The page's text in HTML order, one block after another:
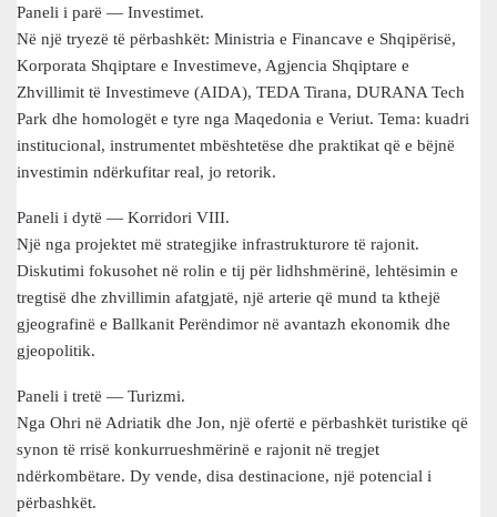
Paneli i parë — Investimet.
Në një tryezë të përbashkët: Ministria e Financave e Shqipërisë,
Korporata Shqiptare e Investimeve, Agjencia Shqiptare e
Zhvillimit të Investimeve (AIDA), TEDA Tirana, DURANA Tech
Park dhe homologët e tyre nga Maqedonia e Veriut. Tema: kuadri
institucional, instrumentet mbështetëse dhe praktikat që e bëjnë
investimin ndërkufitar real, jo retorik.
Paneli i dytë — Korridori VIII.
Një nga projektet më strategjike infrastrukturore të rajonit.
Diskutimi fokusohet në rolin e tij për lidhshmërinë, lehtësimin e
tregtisë dhe zhvillimin afatgjatë, një arterie që mund ta kthejë
gjeografinë e Ballkanit Perëndimor në avantazh ekonomik dhe
gjeopolitik.
Paneli i tretë — Turizmi.
Nga Ohri në Adriatik dhe Jon, një ofertë e përbashkët turistike që
synon të rrisë konkurrueshmërinë e rajonit në tregjet
ndërkombëtare. Dy vende, disa destinacione, një potencial i
përbashkët.